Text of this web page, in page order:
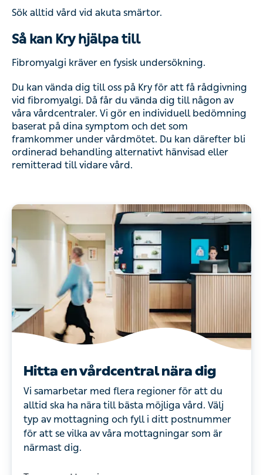
Sök alltid vård vid akuta smärtor.
Så kan Kry hjälpa till
Fibromyalgi kräver en fysisk undersökning.
Du kan vända dig till oss på Kry för att få rådgivning
vid fibromyalgi. Då får du vända dig till någon av
våra vårdcentraler. Vi gör en individuell bedömning
baserat på dina symptom och det som
framkommer under vårdmötet. Du kan därefter bli
ordinerad behandling alternativt hänvisad eller
remitterad till vidare vård.
Hitta en vårdcentral nära dig
Vi samarbetar med flera regioner för att du
alltid ska ha nära till bästa möjliga vård. Välj
typ av mottagning och fyll i ditt postnummer
för att se vilka av våra mottagningar som är
närmast dig.